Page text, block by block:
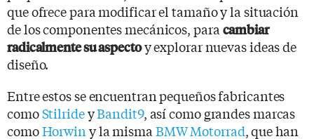
que ofrece para modificar el tamaño y la situación
de los componentes mecánicos, para cambiar
radicalmente su aspectoy explorar nuevas ideas de
diseño.
Entre estos se encuentran pequeños fabricantes
comoStilrideyBandit9, así como grandes marcas
comoHorwiny la misma BMW Motorrad, que han